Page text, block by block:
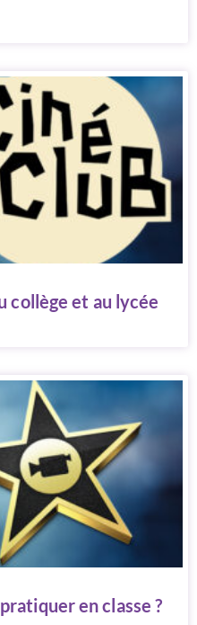
collège et au lycée
en classe ?